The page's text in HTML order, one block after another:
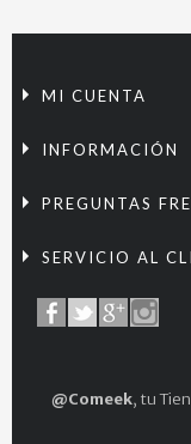
MI CUENTA
INFORMACIÓN
PREGUNTAS
SERVICIO AL
@Comeek, tu